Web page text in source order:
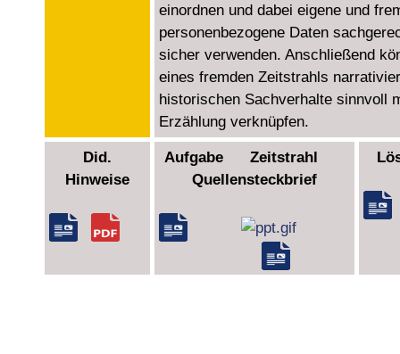
einordnen und dabei eigene und
personenbezogene Daten
sicher verwenden. Anschließend
eines fremden Zeitstrahls
historischen Sachverhalte sinnvoll
Erzählung verknüpfen.
Did.
Hinweise
Aufgabe Zeitstrahl
Quellensteckbrief